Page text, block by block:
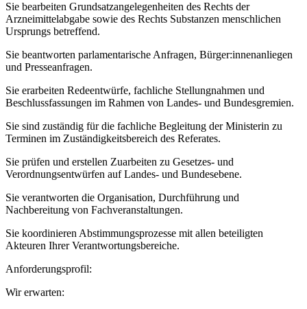
Sie bearbeiten Grundsatzangelegenheiten des Rechts der
Arzneimittelabgabe sowie des Rechts Substanzen menschlichen
Ursprungs betreffend.
Sie beantworten parlamentarische Anfragen, Bürger:innenanliegen
und Presseanfragen.
Sie erarbeiten Redeentwürfe, fachliche Stellungnahmen und
Beschlussfassungen im Rahmen von Landes- und Bundesgremien.
Sie sind zuständig für die fachliche Begleitung der Ministerin zu
Terminen im Zuständigkeitsbereich des Referates.
Sie prüfen und erstellen Zuarbeiten zu Gesetzes- und
Verordnungsentwürfen auf Landes- und Bundesebene.
Sie verantworten die Organisation, Durchführung und
Nachbereitung von Fachveranstaltungen.
Sie koordinieren Abstimmungsprozesse mit allen beteiligten
Akteuren Ihrer Verantwortungsbereiche.
Anforderungsprofil:
Wir erwarten: